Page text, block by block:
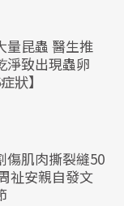
量昆蟲 醫生推
淨致出現蟲卵
狀】
傷肌肉撕裂縫50
祉安親自發文